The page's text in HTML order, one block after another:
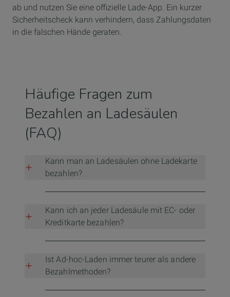
ab und nutzen Sie eine offizielle Lade-App. Ein kurzer
Sicherheitscheck kann verhindern, dass Zahlungsdaten
in die falschen Hände geraten.
Häufige Fragen zum
Bezahlen an Ladesäulen
(FAQ)
Kann man an Ladesäulen ohne Ladekarte
bezahlen?
mittlerweile das sogenannte Ad-hoc-Laden.
Dabei wird der Ladevorgang direkt über einen QR-
Kann ich an jeder Ladesäule mit EC- oder
Kreditkarte bezahlen?
aufgrund der europäischen AFIR-Richtlinie eine
einfache Direktbezahlung ermöglichen. Ältere
Ist Ad-hoc-Laden immer teurer als andere
Bezahlmethoden?